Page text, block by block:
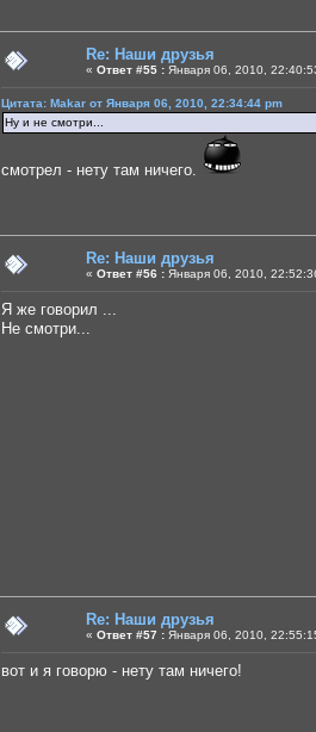
Re: Наши друзья
« Ответ #55 : Января 06, 2010,
Цитата: Makar от Января 06, 2010, 22:34:44 pm
Ну и не смотри...
смотрел - нету там ничего.
Re: Наши друзья
« Ответ #56 : Января 06, 2010,
Я же говорил ...
Не смотри...
Re: Наши друзья
« Ответ #57 : Января 06, 2010,
вот и я говорю - нету там ничего!